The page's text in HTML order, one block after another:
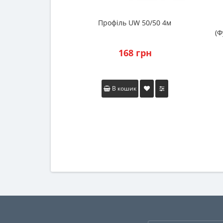
Профіль UW 50/50 4м
168 грн
В кошик